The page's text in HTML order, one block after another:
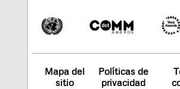
Mapa del
sitio
Políticas de
privacidad